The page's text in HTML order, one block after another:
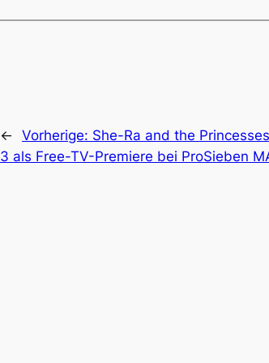
← Vorherige: She-Ra and the
3 als Free-TV-Premiere bei ProSieben